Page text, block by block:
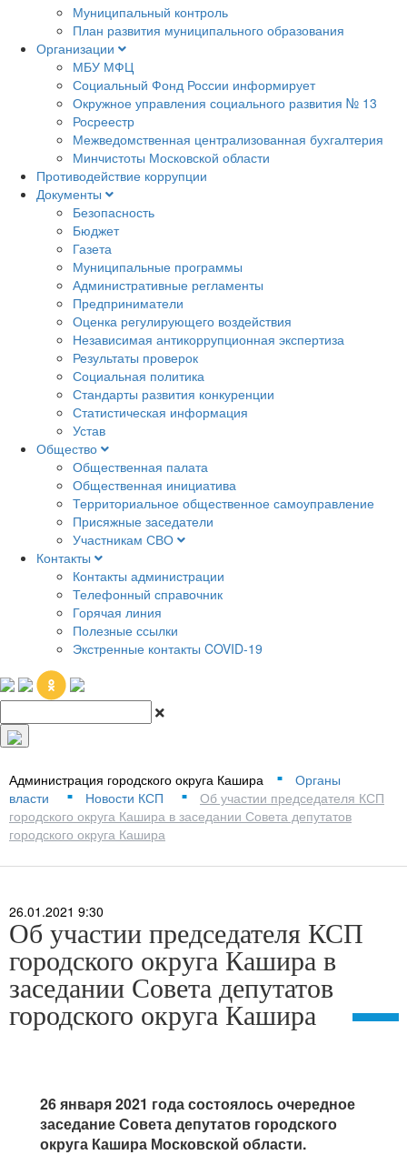
Муниципальный контроль
План развития муниципального образования
Организации
МБУ МФЦ
Социальный Фонд России информирует
Окружное управления социального развития № 13
Росреестр
Межведомственная централизованная бухгалтерия
Минчистоты Московской области
Противодействие коррупции
Документы
Безопасность
Бюджет
Газета
Муниципальные программы
Административные регламенты
Предприниматели
Оценка регулирующего воздействия
Независимая антикоррупционная экспертиза
Результаты проверок
Социальная политика
Стандарты развития конкуренции
Статистическая информация
Устав
Общество
Общественная палата
Общественная инициатива
Территориальное общественное самоуправление
Присяжные заседатели
Участникам СВО
Контакты
Контакты администрации
Телефонный справочник
Горячая линия
Полезные ссылки
Экстренные контакты COVID-19
Администрация городского округа Кашира ■
Органы
власти
■ Новости КСП ■
Об участии председателя КСП
городского округа Кашира в заседании Совета депутатов
городского округа Кашира
26.01.2021 9:30
Об участии председателя КСП
городского округа Кашира в
заседании Совета депутатов
городского округа Кашира
26 января 2021 года состоялось очередное
заседание Совета депутатов городского
округа Кашира Московской области.